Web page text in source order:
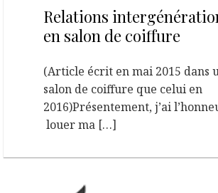
Relations
en salon de coiffure
(Article écrit en mai 2015 dans
salon de coiffure que celui en
2016)Présentement, j’ai
louer ma […]